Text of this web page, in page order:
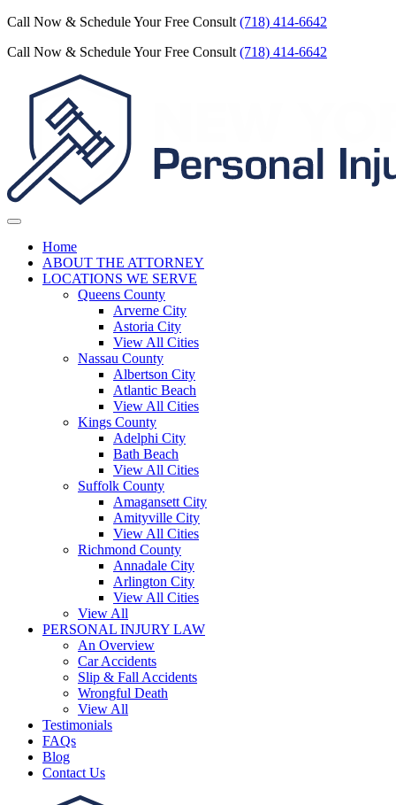
Call Now & Schedule Your Free Consult (718) 414-6642
Call Now & Schedule Your Free Consult (718) 414-6642
Home
ABOUT THE ATTORNEY
LOCATIONS WE SERVE
Queens County
Arverne City
Astoria City
View All Cities
Nassau County
Albertson City
Atlantic Beach
View All Cities
Kings County
Adelphi City
Bath Beach
View All Cities
Suffolk County
Amagansett City
Amityville City
View All Cities
Richmond County
Annadale City
Arlington City
View All Cities
View All
PERSONAL INJURY LAW
An Overview
Car Accidents
Slip & Fall Accidents
Wrongful Death
View All
Testimonials
FAQs
Blog
Contact Us